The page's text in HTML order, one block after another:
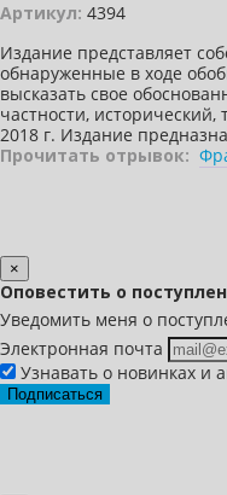
Артикул: 4394
Издание представляет
обнаруженные в ходе
высказать свое
частности,
2018 г. Издание
Прочитать отрывок:
×
Оповестить о
Уведомить меня о
Электронная почта
Узнавать о новинках и
Подписаться